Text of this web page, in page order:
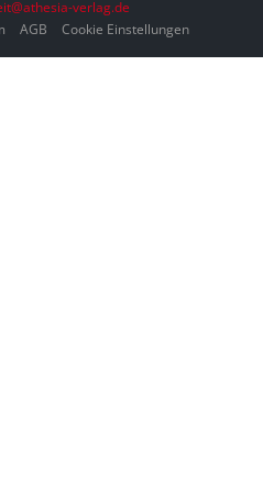
verlag.de
AGB Cookie Einstellungen